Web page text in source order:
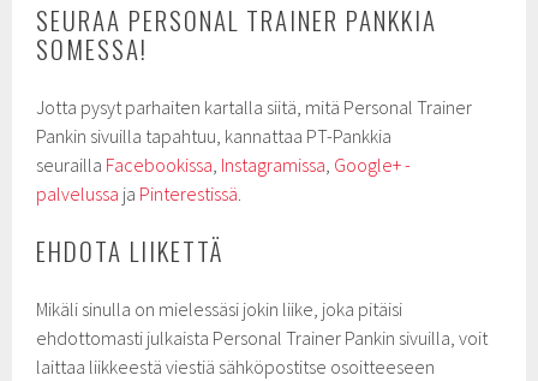
SEURAA PERSONAL TRAINER PANKKIA
SOMESSA!
Jotta pysyt parhaiten kartalla siitä, mitä Personal Trainer
Pankin sivuilla tapahtuu, kannattaa PT-Pankkia
seurailla Facebookissa, Instagramissa, Google+ -
palvelussa ja Pinterestissä.
EHDOTA LIIKETTÄ
Mikäli sinulla on mielessäsi jokin liike, joka pitäisi
ehdottomasti julkaista Personal Trainer Pankin sivuilla, voit
laittaa liikkeestä viestiä sähköpostitse osoitteeseen